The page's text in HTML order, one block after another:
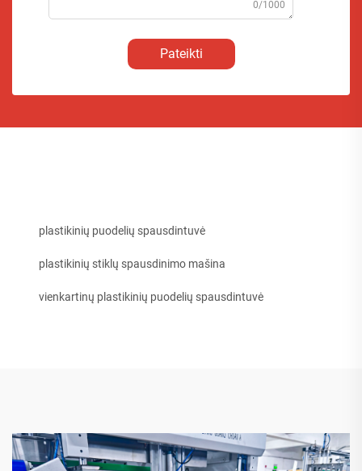
0/1000
Pateikti
plastikinių puodelių spausdintuvė
plastikinių stiklų spausdinimo mašina
vienkartinų plastikinių puodelių spausdintuvė